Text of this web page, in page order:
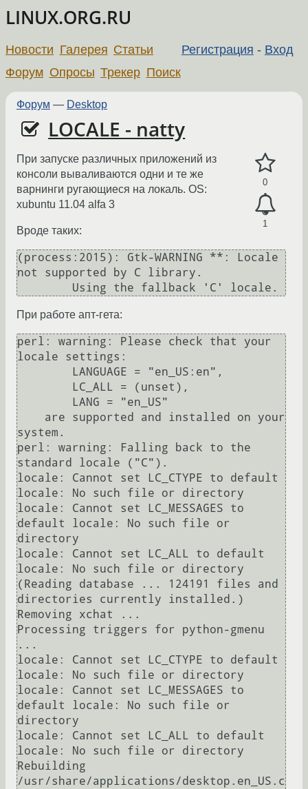
LINUX.ORG.RU
Регистрация - Вход
Новости Галерея Статьи
Форум Опросы Трекер Поиск
Форум — Desktop
LOCALE - natty
0
1
При запуске различных приложений из
консоли вываливаются одни и те же
варнинги ругающиеся на локаль. OS:
xubuntu 11.04 alfa 3
Вроде таких:
(process:2015): Gtk-WARNING **: Locale
not supported by C library.
При работе апт-гета:
perl: warning: Please check that your
locale settings:
system.
perl: warning: Falling back to the
standard locale ("C").
locale: Cannot set LC_CTYPE to default
locale: No such file or directory
locale: Cannot set LC_MESSAGES to
default locale: No such file or
directory
locale: Cannot set LC_ALL to default
locale: No such file or directory
(Reading database ... 124191 files and
directories currently installed.)
Removing xchat ...
Processing triggers for python-gmenu
...
locale: Cannot set LC_CTYPE to default
locale: No such file or directory
locale: Cannot set LC_MESSAGES to
default locale: No such file or
directory
locale: Cannot set LC_ALL to default
locale: No such file or directory
Rebuilding
/usr/share/applications/desktop.en_US.c